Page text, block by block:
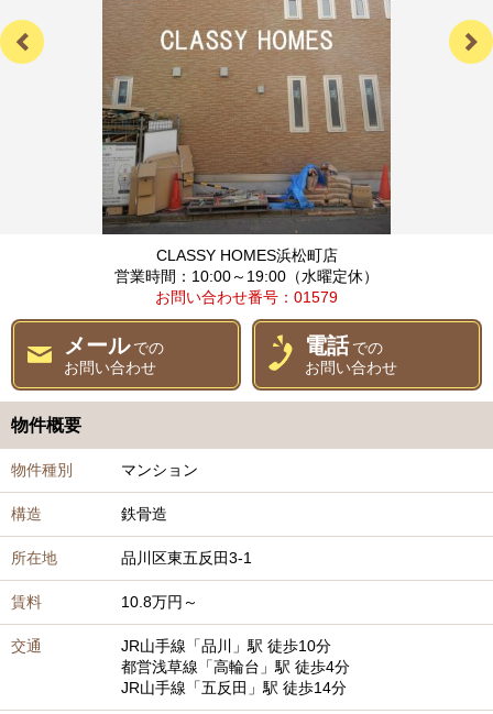
CLASSY HOMES浜松町店
営業時間：10:00～19:00（水曜定休）
お問い合わせ番号：01579
メール での
お問い合わせ
電話 での
お問い合わせ
物件概要
物件種別 マンション
構造 鉄骨造
所在地 品川区東五反田3-1
賃料 10.8万円～
交通 JR山手線 「品川」駅 徒歩10分
都営浅草線 「高輪台」駅 徒歩4分
JR山手線 「五反田」駅 徒歩14分